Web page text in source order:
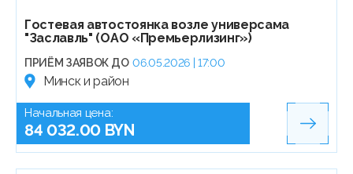
Гостевая автостоянка возле универсама
"Заславль" (ОАО «Премьерлизинг»)
ПРИЁМ ЗАЯВОК ДО 06.05.2026 | 17:00
Минск и район
Начальная цена:
84 032.00 BYN